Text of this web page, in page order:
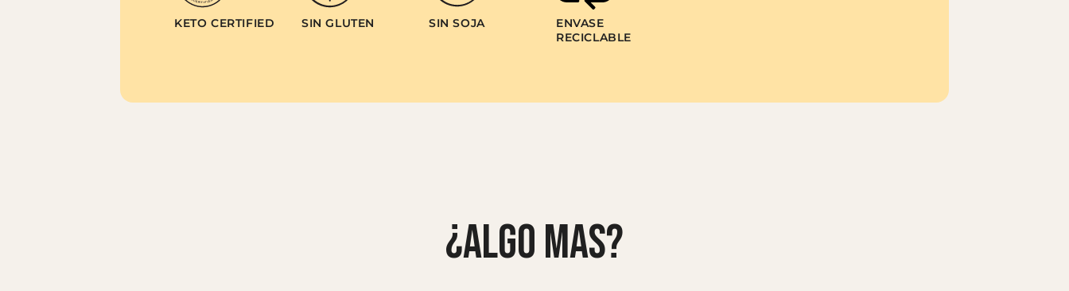
KETO CERTIFIED SIN GLUTEN SIN SOJA
ENVASE
RECICLABLE
¿ALGO MÁS?